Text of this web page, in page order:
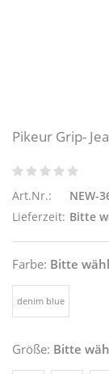
Pikeur Grip-
Art.Nr.:
NEW-
Lieferzeit: Bitte
Farbe: Bitte
denim blue
Größe: Bitte